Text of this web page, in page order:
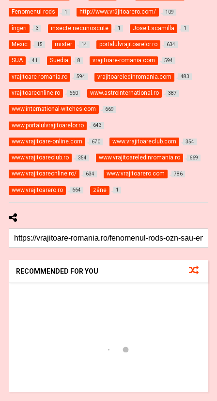
Fenomenul rods 1 http://www.vrăjitoarero.com/ 109
îngeri 3 insecte necunoscute 1 Jose Escamilla 1
Mexic 15 mister 14 portalulvrajitoarelor.ro 634
SUA 41 Suedia 8 vrajitoare-romania.com 594
vrajitoare-romania.ro 594 vrajitoareledinromania.com 483
vrajitoareonline.ro 660 www.astrointernational.ro 387
www.international-witches.com 669
www.portalulvrajitoarelor.ro 643
www.vrajitoare-online.com 670 www.vrajitoareclub.com 354
www.vrajitoareclub.ro 354 www.vrajitoareledinromania.ro 669
www.vrajitoareonline.ro/ 634 www.vrajitoarero.com 786
www.vrajitoarero.ro 664 zâne 1
RECOMMENDED FOR YOU